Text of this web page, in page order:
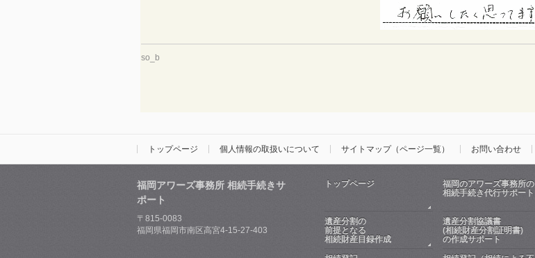
so_b
トップページ 個人情報の取扱いについて サイトマップ（ページ一覧） お問い合わせ
福岡アワーズ事務所 相続手続きサ
ポート
〒815-0083
福岡県福岡市南区高宮4-15-27-403
トップページ
福岡のアワーズ事務所の
相続手続き代行サポート
遺産分割の
前提となる
相続財産目録作成
遺産分割協議書
(相続財産分割証明書)
の作成サポート